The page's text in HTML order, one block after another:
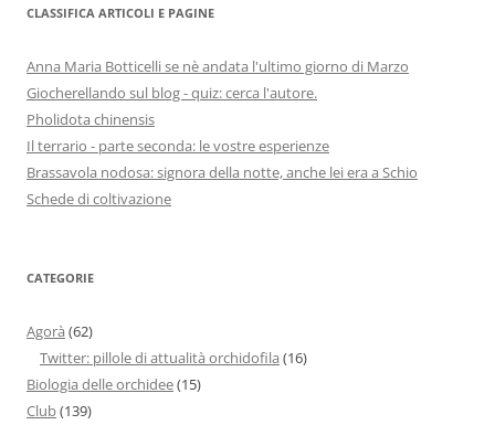
CLASSIFICA ARTICOLI E PAGINE
Anna Maria Botticelli se nè andata l'ultimo giorno di Marzo
Giocherellando sul blog - quiz: cerca l'autore.
Pholidota chinensis
Il terrario - parte seconda: le vostre esperienze
Brassavola nodosa: signora della notte, anche lei era a Schio
Schede di coltivazione
CATEGORIE
Agorà (62)
Twitter: pillole di attualità orchidofila (16)
Biologia delle orchidee(15)
Club(139)